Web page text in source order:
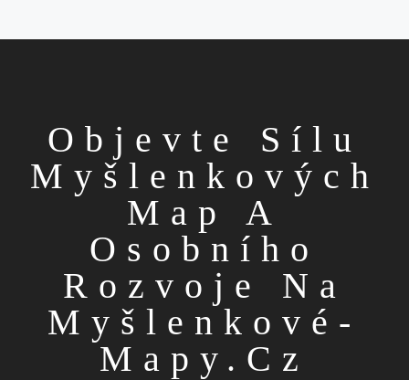
Objevte Sílu
Myšlenkových
Map A
Osobního
Rozvoje Na
Myšlenkové-
Mapy.cz